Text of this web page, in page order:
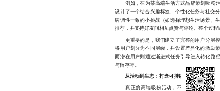
例如，在为某高端生活方式品牌策划吸粉活
设计了一个结合兴趣标签、个性化任务与社交
牌调性一致的小挑战（如选择理想生活场景、
推荐，并支持好友间相互点赞与评论。整个过
更重要的是，我们建立了完整的用户分层模
将用户划分为不同层级，并设置差异化的激励
而潜在用户则通过渐进式任务引导进入转化路
与留存率。
从活动到生态：打造可持续的用户增长体系
真正的高端吸粉活动，不应止步于“拉新”